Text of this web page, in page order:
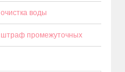
очистка воды
штраф промежуточных